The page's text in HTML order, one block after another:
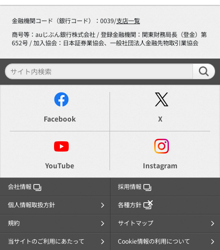
金融機関コード（銀行コード）：0039/支店一覧
商号等：auじぶん銀行株式会社 / 登録金融機関：関東財務局長（登金）第
652号 / 加入協会：日本証券業協会、一般社団法人金融先物取引業協会
Facebook X
YouTube Instagram
会社情報 採用情報
個人情報取扱方針 各種方針
規約 サイトマップ
当サイトのご利用にあたって Cookie情報の利用について